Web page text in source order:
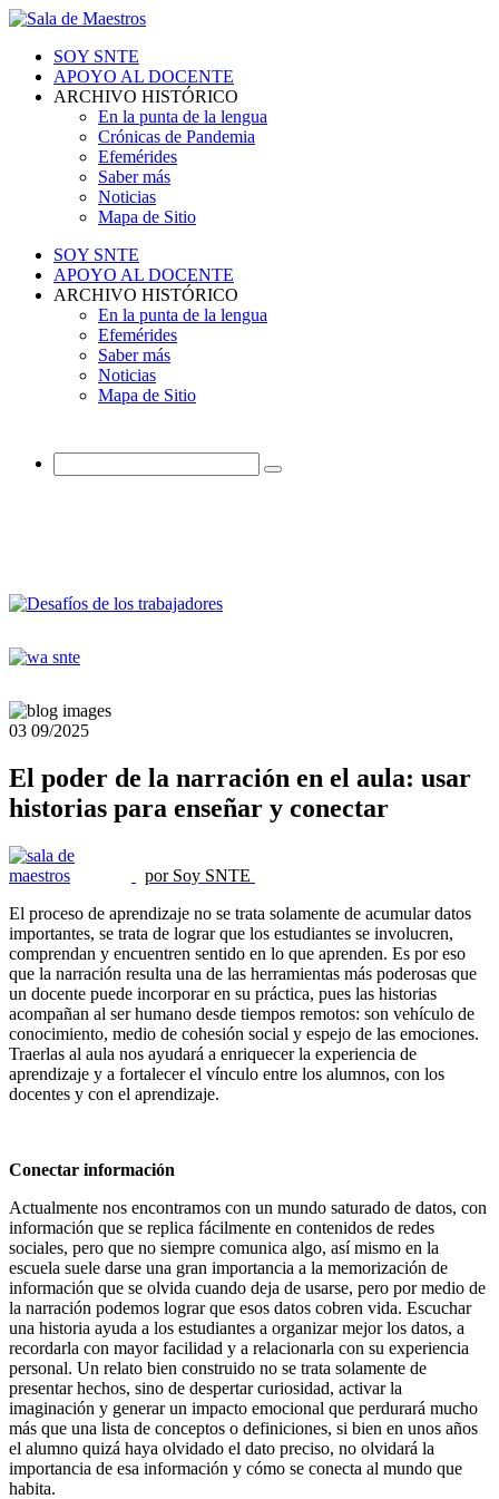
SOY SNTE
APOYO AL DOCENTE
ARCHIVO HISTÓRICO
En la punta de la lengua
Crónicas de Pandemia
Efemérides
Saber más
Noticias
Mapa de Sitio
SOY SNTE
APOYO AL DOCENTE
ARCHIVO HISTÓRICO
En la punta de la lengua
Efemérides
Saber más
Noticias
Mapa de Sitio
03 09/2025
El poder de la narración en el aula: usar
historias para enseñar y conectar
por Soy SNTE
El proceso de aprendizaje no se trata solamente de acumular datos
importantes, se trata de lograr que los estudiantes se involucren,
comprendan y encuentren sentido en lo que aprenden. Es por eso
que la narración resulta una de las herramientas más poderosas que
un docente puede incorporar en su práctica, pues las historias
acompañan al ser humano desde tiempos remotos: son vehículo de
conocimiento, medio de cohesión social y espejo de las emociones.
Traerlas al aula nos ayudará a enriquecer la experiencia de
aprendizaje y a fortalecer el vínculo entre los alumnos, con los
docentes y con el aprendizaje.
Conectar información
Actualmente nos encontramos con un mundo saturado de datos, con
información que se replica fácilmente en contenidos de redes
sociales, pero que no siempre comunica algo, así mismo en la
escuela suele darse una gran importancia a la memorización de
información que se olvida cuando deja de usarse, pero por medio de
la narración podemos lograr que esos datos cobren vida. Escuchar
una historia ayuda a los estudiantes a organizar mejor los datos, a
recordarla con mayor facilidad y a relacionarla con su experiencia
personal. Un relato bien construido no se trata solamente de
presentar hechos, sino de despertar curiosidad, activar la
imaginación y generar un impacto emocional que perdurará mucho
más que una lista de conceptos o definiciones, si bien en unos años
el alumno quizá haya olvidado el dato preciso, no olvidará la
importancia de esa información y cómo se conecta al mundo que
habita.